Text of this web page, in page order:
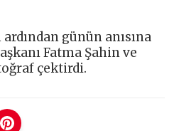
günün anısına
Fatma Şahin ve
çektirdi.